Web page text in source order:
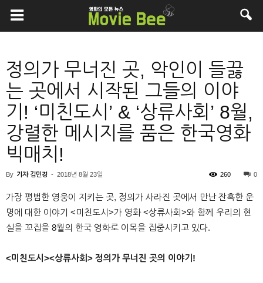
정의가 무너진 곳, 악인이 들끓
는 곳에서 시작된 그들의 이야
기! ‘미친도시’ & ‘상류사회’ 8월,
강렬한 메시지를 품은 한국영화
빅매치!
By 기자 김민경 - 2018년 8월 23일 0
260
가장 평범한 영웅이 지키는 곳, 정의가 사라진 곳에서 만난 잔혹한 운
명에 대한 이야기 <미친도시>가 영화 <상류사회>와 함께 우리의 현
실을 꼬집을 8월의 한국 영화로 이목을 집중시키고 있다.
<미친도시><상류사회> 정의가 무너진 곳의 이야기!